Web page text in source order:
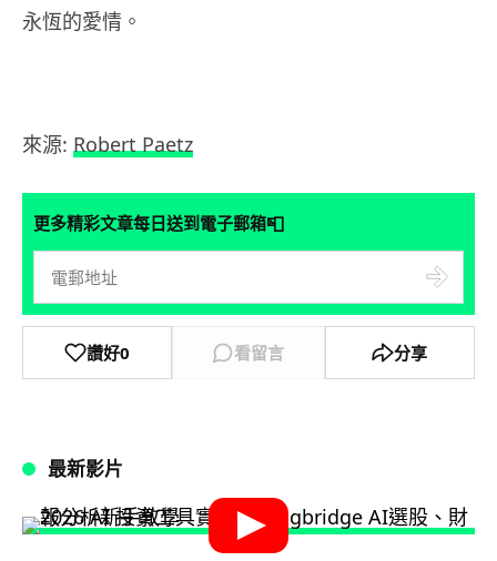
永恆的愛情。
來源: Robert Paetz
更多精彩文章每日送到電子郵箱📮
讚好0 看留言 分享
最新影片